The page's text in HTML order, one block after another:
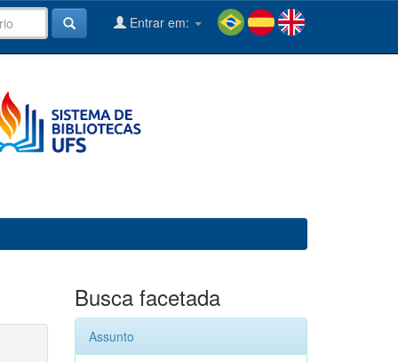
Entrar em:
Busca facetada
Assunto